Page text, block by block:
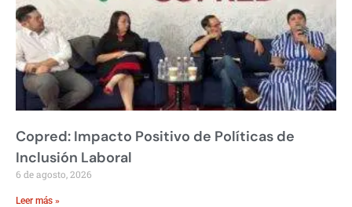
Copred: Impacto Positivo de Políticas de
Inclusión Laboral
6 de agosto, 2026
Leer más »